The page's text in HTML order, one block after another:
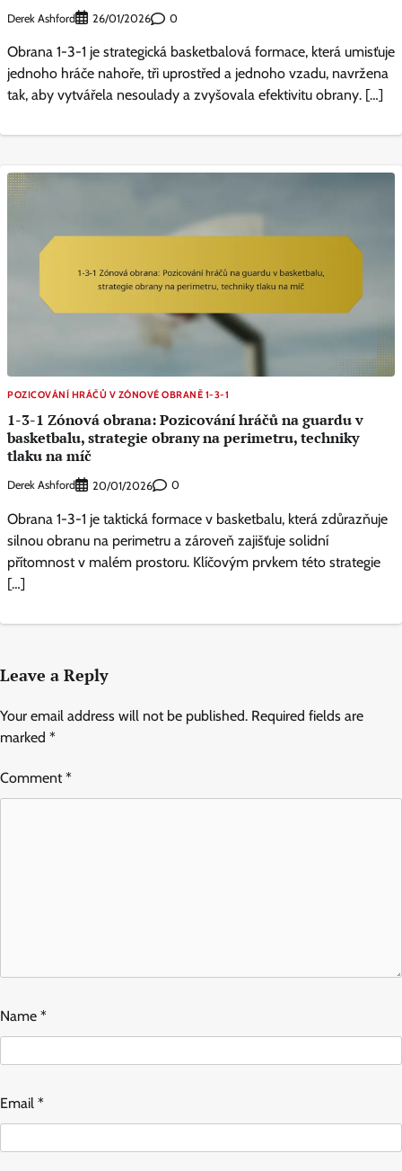
Derek Ashford 26/01/2026 0
Obrana 1-3-1 je strategická basketbalová formace, která umisťuje
jednoho hráče nahoře, tři uprostřed a jednoho vzadu, navržena
tak, aby vytvářela nesoulady a zvyšovala efektivitu obrany. […]
POZICOVÁNÍ HRÁČŮ V ZÓNOVÉ OBRANĚ 1-3-1
1-3-1 Zónová obrana: Pozicování hráčů na guardu v
basketbalu, strategie obrany na perimetru, techniky
tlaku na míč
Derek Ashford 20/01/2026 0
Obrana 1-3-1 je taktická formace v basketbalu, která zdůrazňuje
silnou obranu na perimetru a zároveň zajišťuje solidní
přítomnost v malém prostoru. Klíčovým prvkem této strategie
[…]
Leave a Reply
Your email address will not be published. Required fields are
marked *
Comment*
Name *
Email *